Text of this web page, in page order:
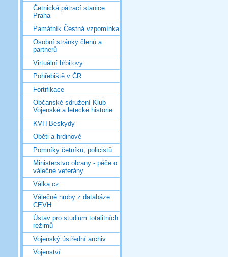
Četnická pátrací stanice
Praha
Památník Čestná vzpomínka
Osobní stránky členů a
partnerů
Virtuální hřbitovy
Pohřebiště v ČR
Fortifikace
Občanské sdružení Klub
Vojenské a letecké historie
KVH Beskydy
Oběti a hrdinové
Pomníky četníků, policistů
Ministerstvo obrany - péče o
válečné veterány
Válka.cz
Válečné hroby z databáze
CEVH
Ústav pro studium totalitních
režimů
Vojenský ústřední archiv
Vojenství